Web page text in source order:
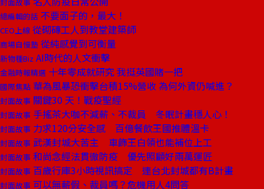
總編輯的話 不要面子的，最大！
CEO上線 從砌磚工人到教堂建築師
商場自慢塾 從純感覺到可衡量
新物種Biz AI時代的人文衝擊
金融時報精選 十年零成就研究 我挺英國賭一把
國際焦點 華為風暴恐衝擊台積15%營收 為何外資仍喊進？
封面故事 關鍵30 天！戰疫聖經
封面故事 手搖茶大咖不減薪、不裁員 冬眠計畫穩人心！
封面故事 力求120分安全感 百億餐飲王國推體溫卡
封面故事 武漢封城大苦主 車飾王白領也能補位上工
封面故事 和尚念經法貫徹防疫 優先照顧好兩萬運匠
封面故事 百歲行庫3小時視訊搞定 連台北封城都有B計畫
封面故事 可以無薪假、裁員嗎？危機用人4問答